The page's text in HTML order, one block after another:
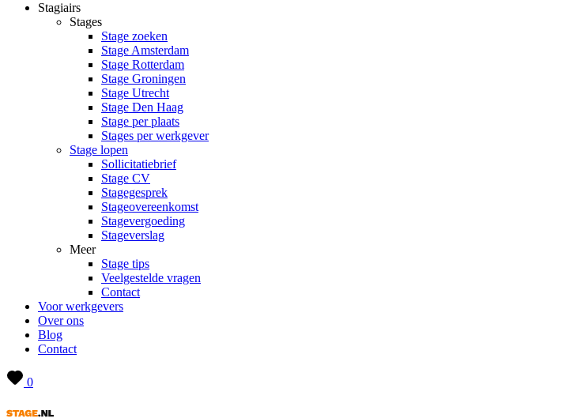
Stagiairs
Stages
Stage zoeken
Stage Amsterdam
Stage Rotterdam
Stage Groningen
Stage Utrecht
Stage Den Haag
Stage per plaats
Stages per werkgever
Stage lopen
Sollicitatiebrief
Stage CV
Stagegesprek
Stageovereenkomst
Stagevergoeding
Stageverslag
Meer
Stage tips
Veelgestelde vragen
Contact
Voor werkgevers
Over ons
Blog
Contact
0